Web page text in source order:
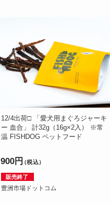
12/4出荷□ 「愛犬用まぐろジャーキ
ー 血合」 計32g（16g×2入） ※常
温 FISHDOG ペットフード
900円（税込）
販売終了
豊洲市場ドットコム